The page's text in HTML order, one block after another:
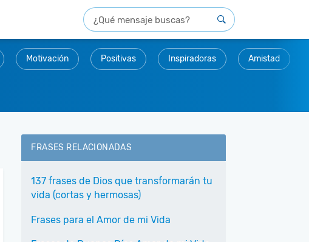
Motivación Positivas Inspiradoras Amistad
FRASES RELACIONADAS
137 frases de Dios que transformarán tu
vida (cortas y hermosas)
Frases para el Amor de mi Vida